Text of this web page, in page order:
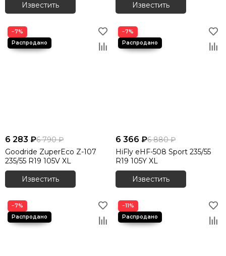
Известить
Известить
−7%
6 283 ₽6 790 ₽
Goodride ZuperEco Z-107
235/55 R19 105V XL
Известить
−7%
6 366 ₽6 880 ₽
HiFly eHF-508 Sport 235/55
R19 105Y XL
Известить
−7% −11%